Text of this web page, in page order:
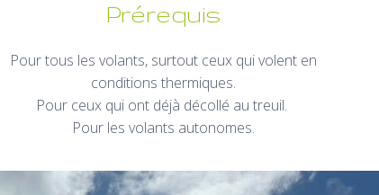
Prérequis
Pour tous les volants, surtout ceux qui volent en
conditions thermiques.
Pour ceux qui ont déjà décollé au treuil.
Pour les volants autonomes.